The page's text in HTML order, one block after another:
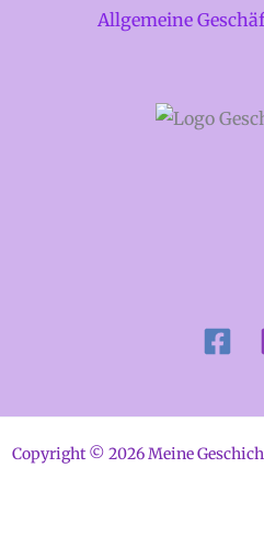
Allgemeine
Copyright © 2026 Meine